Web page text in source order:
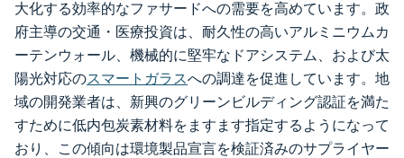
大化する効率的なファサードへの需要を高めています。政
府主導の交通・医療投資は、耐久性の高いアルミニウムカ
ーテンウォール、機械的に堅牢なドアシステム、および太
陽光対応のスマートガラスへの調達を促進しています。地
域の開発業者は、新興のグリーンビルディング認証を満た
すために低内包炭素材料をますます指定するようになって
おり、この傾向は環境製品宣言を検証済みのサプライヤー